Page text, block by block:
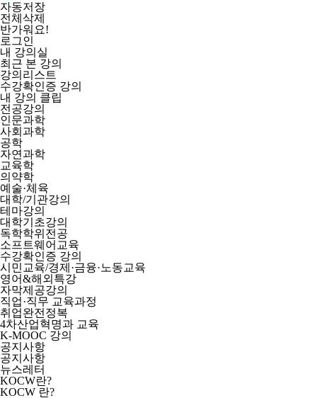
자동저장
전체삭제
반가워요!
로그인
내 강의실
최근 본 강의
강의리스트
수강확인증 강의
내 강의 클립
전공강의
인문과학
사회과학
공학
자연과학
교육학
의약학
예술·체육
대학/기관강의
테마강의
대학기초강의
독학학위전공
소프트웨어교육
수강확인증 강의
시민교육/경제·금융·노동교육
영어&해외특강
자막제공강의
직업·직무 교육과정
취업완전정복
4차산업혁명과 교육
K-MOOC 강의
공지사항
공지사항
뉴스레터
KOCW란?
KOCW 란?